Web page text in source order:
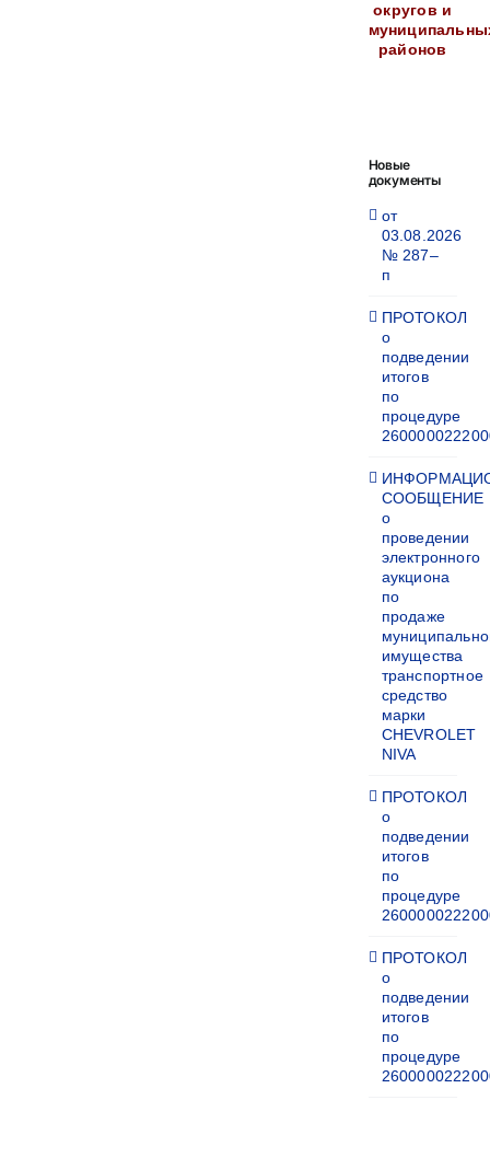
округов и
районов
Новые
документы
от
03.08.2026
№ 287–
п
ПРОТОКОЛ
о
подведении
итогов
по
процедуре
СООБЩЕНИЕ
о
проведении
электронного
аукциона
по
продаже
имущества
транспортное
средство
марки
CHEVROLET
NIVA
ПРОТОКОЛ
о
подведении
итогов
по
процедуре
ПРОТОКОЛ
о
подведении
итогов
по
процедуре